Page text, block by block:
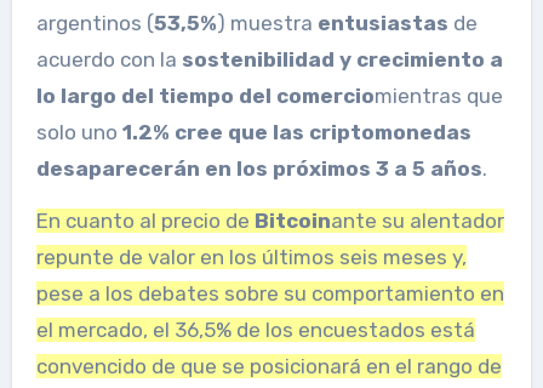
argentinos (53,5%) muestra entusiastas de
acuerdo con la sostenibilidad y crecimiento a
lo largo del tiempo del comerciomientras que
solo uno 1.2% cree que las criptomonedas
desaparecerán en los próximos 3 a 5 años.
En cuanto al precio de Bitcoinante su alentador
repunte de valor en los últimos seis meses y,
pese a los debates sobre su comportamiento en
el mercado, el 36,5% de los encuestados está
convencido de que se posicionará en el rango de